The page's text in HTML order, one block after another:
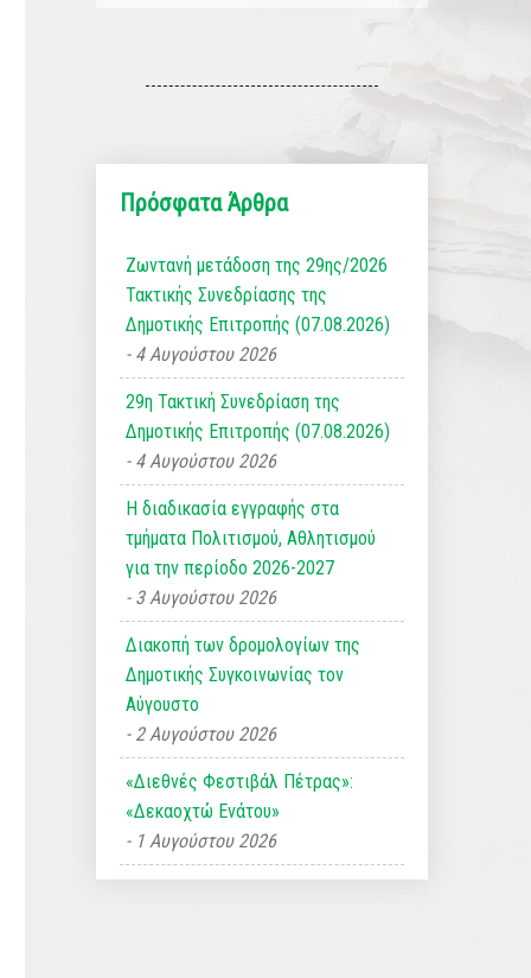
Πρόσφατα Άρθρα
Ζωντανή μετάδοση της 29ης/2026
Τακτικής Συνεδρίασης της
Δημοτικής Επιτροπής (07.08.2026)
4 Αυγούστου 2026
29η Τακτική Συνεδρίαση της
Δημοτικής Επιτροπής (07.08.2026)
4 Αυγούστου 2026
Η διαδικασία εγγραφής στα
τμήματα Πολιτισμού, Αθλητισμού
για την περίοδο 2026-2027
3 Αυγούστου 2026
Διακοπή των δρομολογίων της
Δημοτικής Συγκοινωνίας τον
Αύγουστο
2 Αυγούστου 2026
«Διεθνές Φεστιβάλ Πέτρας»:
«Δεκαοχτώ Ενάτου»
1 Αυγούστου 2026